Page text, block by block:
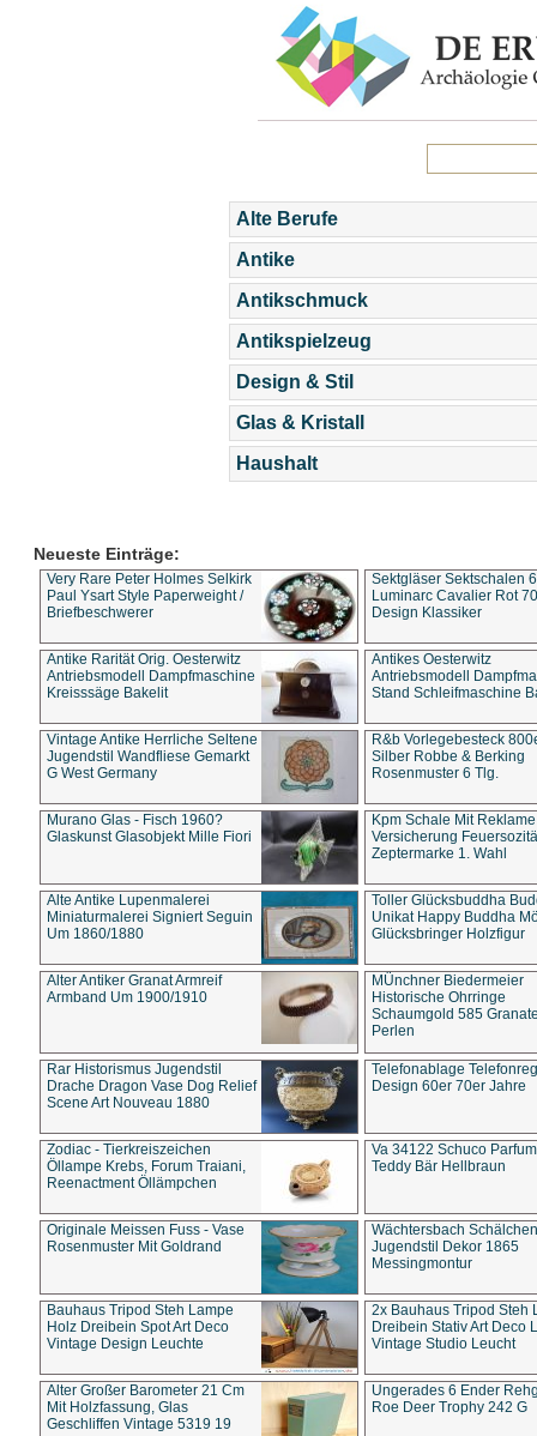
Alte Berufe
Antike
Antikschmuck
Antikspielzeug
Design & Stil
Glas & Kristall
Haushalt
Neueste Einträge:
Very Rare Peter Holmes Selkirk
Paul Ysart Style Paperweight /
Briefbeschwerer
Sektgläser Sektschalen
Luminarc Cavalier Rot
Design Klassiker
Antike Rarität Orig. Oesterwitz
Antriebsmodell Dampfmaschine
Kreisssäge Bakelit
Antikes Oesterwitz
Antriebsmodell
Stand Schleifmaschine
Vintage Antike Herrliche Seltene
Jugendstil Wandfliese Gemarkt
G West Germany
R&b Vorlegebesteck
Silber Robbe & Berking
Rosenmuster 6 Tlg.
Murano Glas - Fisch 1960?
Glaskunst Glasobjekt Mille Fiori
Kpm Schale Mit Reklame
Versicherung
Zeptermarke 1. Wahl
Alte Antike Lupenmalerei
Miniaturmalerei Signiert Seguin
Um 1860/1880
Toller Glücksbuddha
Unikat Happy Buddha
Glücksbringer Holzfigur
Alter Antiker Granat Armreif
Armband Um 1900/1910
MÜnchner Biedermeier
Historische Ohrringe
Schaumgold 585
Perlen
Rar Historismus Jugendstil
Drache Dragon Vase Dog Relief
Scene Art Nouveau 1880
Telefonablage
Design 60er 70er Jahre
Zodiac - Tierkreiszeichen
Öllampe Krebs, Forum Traiani,
Reenactment Öllämpchen
Va 34122 Schuco
Teddy Bär Hellbraun
Originale Meissen Fuss - Vase
Rosenmuster Mit Goldrand
Wächtersbach Schälchen
Jugendstil Dekor 1865
Messingmontur
Bauhaus Tripod Steh Lampe
Holz Dreibein Spot Art Deco
Vintage Design Leuchte
2x Bauhaus Tripod Steh
Dreibein Stativ Art Deco
Vintage Studio Leucht
Alter Großer Barometer 21 Cm
Mit Holzfassung, Glas
Geschliffen Vintage 5319 19
Ungerades 6 Ender
Roe Deer Trophy 242 G